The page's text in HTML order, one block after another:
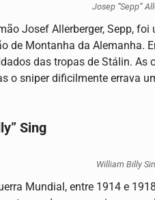
Josep “Sepp”
Josef Allerberger, Sepp,
de Montanha da Alemanha.
das tropas de Stálin.
o sniper dificilmente errava
Sing
William Billy
Mundial, entre 1914 e